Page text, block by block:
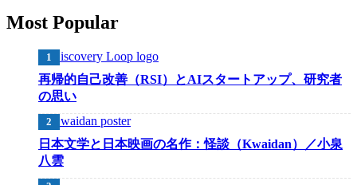
Most Popular
再帰的自己改善（RSI）とAIスタートアップ、研究者
の思い
日本文学と日本映画の名作：怪談（Kwaidan）／小泉
八雲